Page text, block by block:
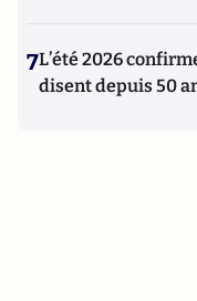
7L’été 2026
disent depuis 50